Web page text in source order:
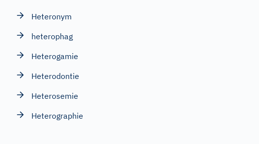
Heteronym
heterophag
Heterogamie
Heterodontie
Heterosemie
Heterographie